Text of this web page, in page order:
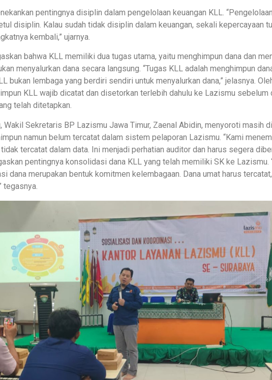
pentingnya disiplin dalam pengelolaan keuangan KLL.
disiplin. Kalau sudah tidak disiplin dalam keuangan, sekali kepercayaan
kembali,” ujarnya.
bahwa KLL memiliki dua tugas utama, yaitu menghimpun dana dan
menyalurkan dana secara langsung. “Tugas KLL adalah menghimpun
bukan lembaga yang berdiri sendiri untuk menyalurkan dana,” jelasnya.
KLL wajib dicatat dan disetorkan terlebih dahulu ke Lazismu sebelum
telah ditetapkan.
Wakil Sekretaris BP Lazismu Jawa Timur, Zaenal Abidin, menyoroti masih
namun belum tercatat dalam sistem pelaporan Lazismu. “Kami
tercatat dalam data. Ini menjadi perhatian auditor dan harus segera
pentingnya konsolidasi dana KLL yang telah memiliki SK ke Lazismu.
dana merupakan bentuk komitmen kelembagaan. Dana umat harus
tegasnya.